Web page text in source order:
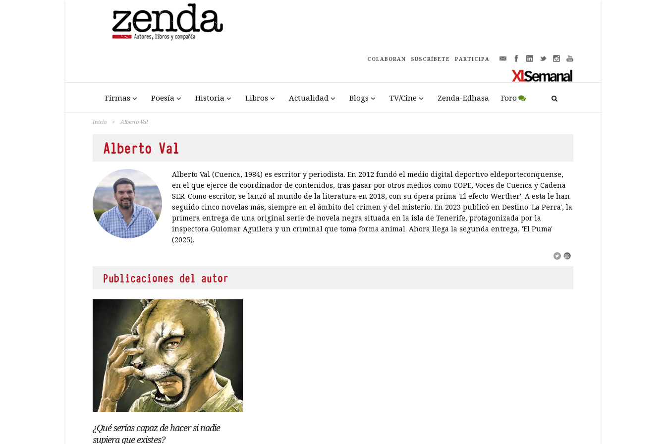
COLABORAN SUSCRÍBETE PARTICIPA
Firmas Poesía Historia Libros Actualidad Blogs TV/Cine Zenda-Edhasa Foro
Inicio > Alberto Val
Alberto Val
Alberto Val (Cuenca, 1984) es escritor y periodista. En 2012 fundó el medio digital deportivo eldeporteconquense,
en el que ejerce de coordinador de contenidos, tras pasar por otros medios como COPE, Voces de Cuenca y Cadena
SER. Como escritor, se lanzó al mundo de la literatura en 2018, con su ópera prima 'El efecto Werther'. A esta le han
seguido cinco novelas más, siempre en el ámbito del crimen y del misterio. En 2023 publicó en Destino 'La Perra', la
primera entrega de una original serie de novela negra situada en la isla de Tenerife, protagonizada por la
inspectora Guiomar Aguilera y un criminal que toma forma animal. Ahora llega la segunda entrega, 'El Puma'
(2025).
Publicaciones del autor
¿Qué serías capaz de hacer si nadie
supiera que existes?